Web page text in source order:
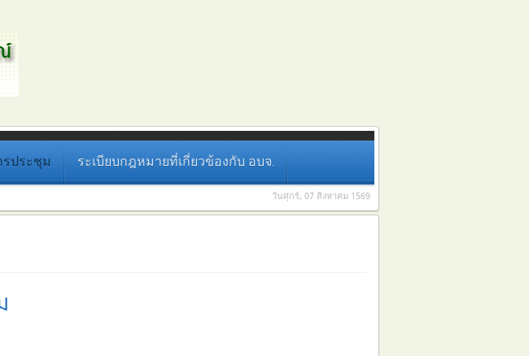
รประชุม ระเบียบกฎหมายที่เกี่ยวข้องกับ อบจ.
วันศุกร์, 07 สิงหาคม 1569